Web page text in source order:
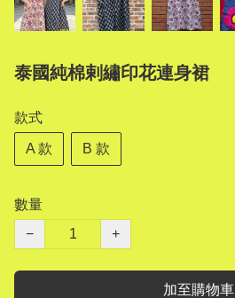
泰國純棉剌繡印花連身裙
款式
A 款 B 款
數量
−
+
加至購物車